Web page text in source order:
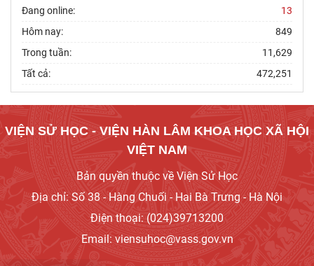
Đang online:
13
Hôm nay:
849
Trong tuần:
11,629
Tất cả:
472,251
VIỆN SỬ HỌC - VIỆN HÀN LÂM KHOA HỌC XÃ HỘI
VIỆT NAM
Bản quyền thuộc về Viện Sử Học
Địa chỉ: Số 38 - Hàng Chuối - Hai Bà Trưng - Hà Nội
Điện thoại: (024)39713200
Email: viensuhoc@vass.gov.vn